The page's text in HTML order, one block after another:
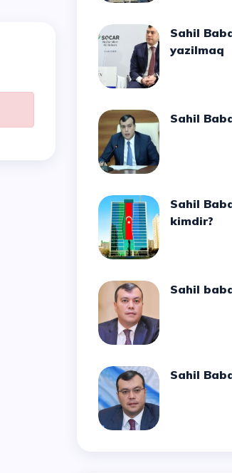
Sahil Babayevin qebuluna
yazilmaq
Sahil
Sahil Babayevin atası
kimdir?
Sahil
Sahil